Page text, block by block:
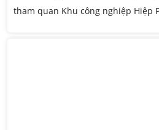
tham quan Khu công nghiệp Hiệp